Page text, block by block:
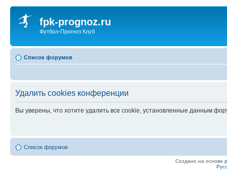
fpk-prognoz.ru
Футбол-Прогноз Клуб
Список форумов
Удалить cookies конференции
Вы уверены, что хотите удалить все cookie, установленные данным
Список форумов
Создано на основе